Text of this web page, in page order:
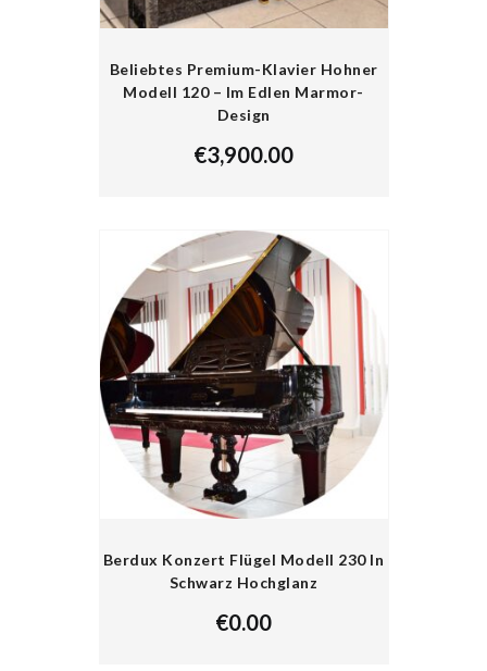
Beliebtes Premium-Klavier Hohner
Modell 120 – Im Edlen Marmor-
Design
€3,900.00
Berdux Konzert Flügel Modell 230 In
Schwarz Hochglanz
€0.00